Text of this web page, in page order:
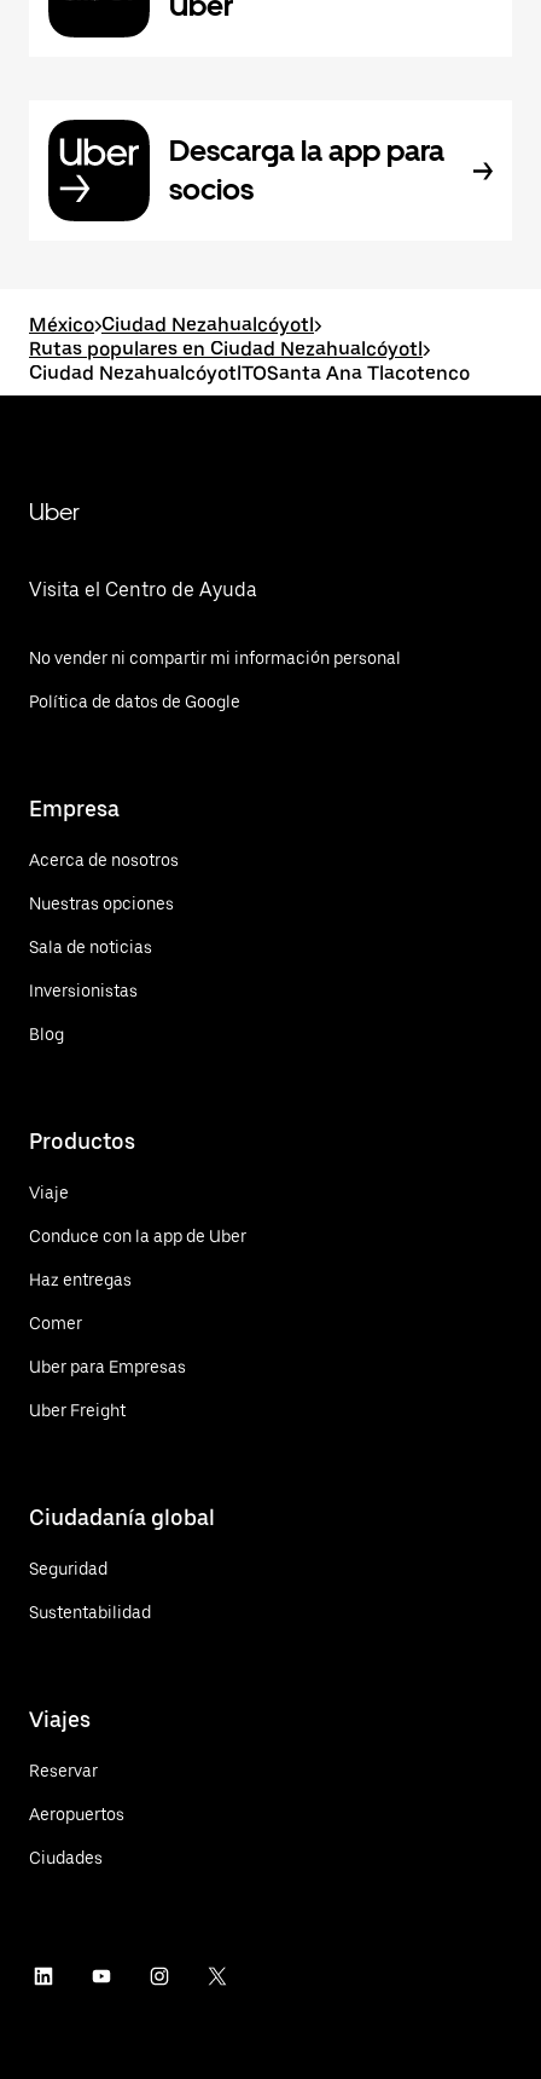
Descarga la app para
socios
México>Ciudad Nezahualcóyotl>
Rutas populares en Ciudad Nezahualcóyotl>
Ciudad NezahualcóyotlTOSanta Ana Tlacotenco
Uber
Visita el Centro de Ayuda
No vender ni compartir mi información personal
Política de datos de Google
Empresa
Acerca de nosotros
Nuestras opciones
Sala de noticias
Inversionistas
Blog
Productos
Viaje
Conduce con la app de Uber
Haz entregas
Comer
Uber para Empresas
Uber Freight
Ciudadanía global
Seguridad
Sustentabilidad
Viajes
Reservar
Aeropuertos
Ciudades